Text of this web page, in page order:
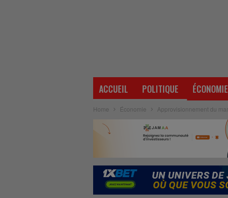
ACCUEIL POLITIQUE ÉCONOMIE
Home Économie Approvisionnement du